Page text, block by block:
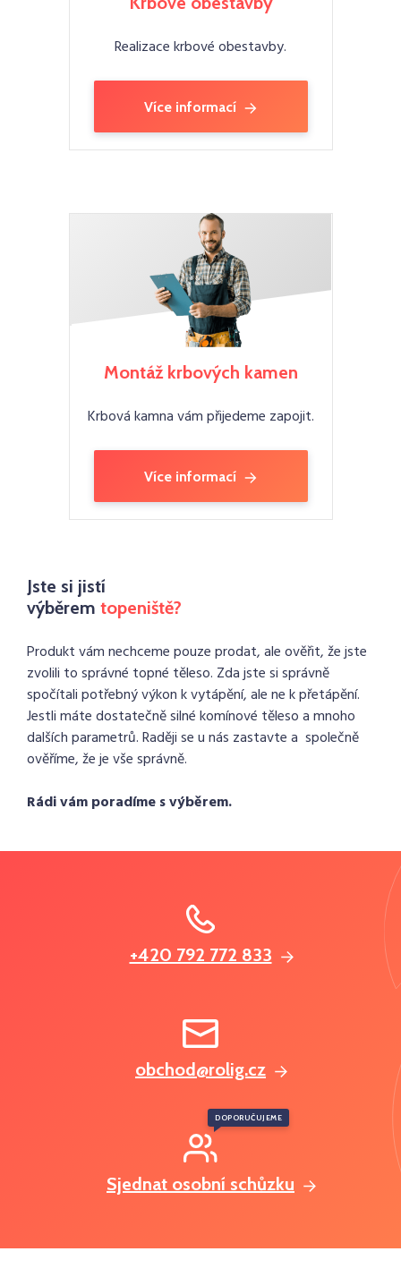
Realizace krbové obestavby.
Více informací
Montáž krbových kamen
Krbová kamna vám přijedeme zapojit.
Více informací
Jste si jistí
výběrem topeniště?
Produkt vám nechceme pouze prodat, ale ověřit, že jste
zvolili to správné topné těleso. Zda jste si správně
spočítali potřebný výkon k vytápění, ale ne k přetápění.
Jestli máte dostatečně silné komínové těleso a mnoho
dalších parametrů. Raději se u nás zastavte a společně
ověříme, že je vše správně.
Rádi vám poradíme s výběrem.
+420 792 772 833
obchod@rolig.cz
Sjednat osobní schůzku
DOPORUČUJEME